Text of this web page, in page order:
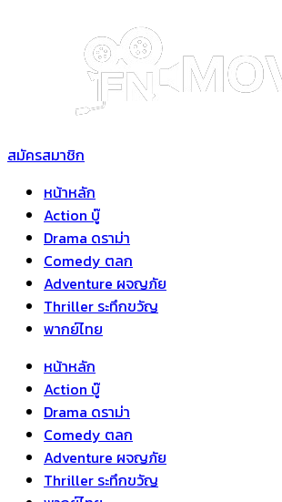
สมัครสมาชิก
หน้าหลัก
Action บู๊
Drama ดราม่า
Comedy ตลก
Adventure ผจญภัย
Thriller ระทึกขวัญ
พากย์ไทย
หน้าหลัก
Action บู๊
Drama ดราม่า
Comedy ตลก
Adventure ผจญภัย
Thriller ระทึกขวัญ